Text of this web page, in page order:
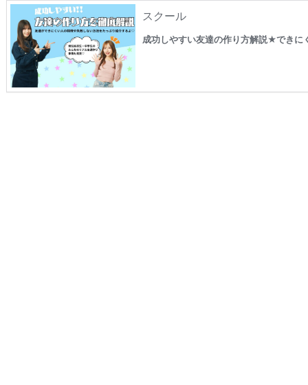
スクール
成功しやすい友達の作り方解説★できに